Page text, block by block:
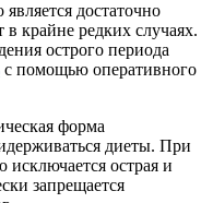
достаточно
крайне редких случаях.
острого периода
с помощью оперативного
форма
диеты. При
острая и
запрещается